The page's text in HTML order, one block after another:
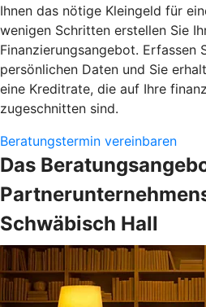
Ihnen das nötige Kleingeld für
wenigen Schritten erstellen Sie
Finanzierungsangebot. Erfassen
persönlichen Daten und Sie
eine Kreditrate, die auf Ihre
zugeschnitten sind.
Beratungstermin vereinbaren
Das
Schwäbisch Hall